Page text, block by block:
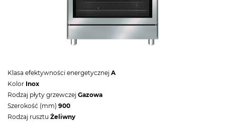
Klasa efektywności energetycznej A
Kolor Inox
Rodzaj płyty grzewczej Gazowa
Szerokość (mm) 900
Rodzaj rusztu Żeliwny